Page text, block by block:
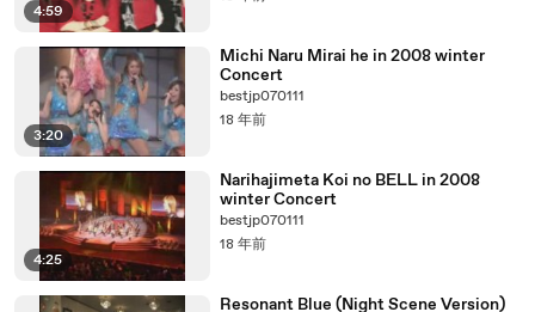
4:59
3:20
Michi Naru Mirai he in 2008 winter
Concert
bestjp070111
18 年前
4:25
Narihajimeta Koi no BELL in 2008
winter Concert
bestjp070111
18 年前
Resonant Blue (Night Scene Version)